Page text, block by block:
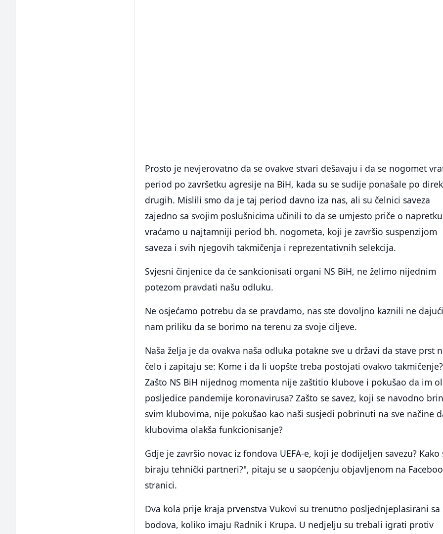
Prosto je nevjerovatno da se ovakve stvari dešavaju i da se nogomet
period po završetku agresije na BiH, kada su se sudije ponašale po
drugih. Mislili smo da je taj period davno iza nas, ali su čelnici saveza
zajedno sa svojim poslušnicima učinili to da se umjesto priče o napretku
vraćamo u najtamniji period bh. nogometa, koji je završio suspenzijom
saveza i svih njegovih takmičenja i reprezentativnih selekcija.
Svjesni činjenice da će sankcionisati organi NS BiH, ne želimo nijednim
potezom pravdati našu odluku.
Ne osjećamo potrebu da se pravdamo, nas ste dovoljno kaznili ne dajući
nam priliku da se borimo na terenu za svoje ciljeve.
Naša želja je da ovakva naša odluka potakne sve u državi da stave prst
čelo i zapitaju se: Kome i da li uopšte treba postojati ovakvo takmičenje?
Zašto NS BiH nijednog momenta nije zaštitio klubove i pokušao da im
posljedice pandemije koronavirusa? Zašto se savez, koji se navodno
svim klubovima, nije pokušao kao naši susjedi pobrinuti na sve načine
klubovima olakša funkcionisanje?
Gdje je završio novac iz fondova UEFA-e, koji je dodijeljen savezu? Kako
biraju tehnički partneri?", pitaju se u saopćenju objavljenom na
stranici.
Dva kola prije kraja prvenstva Vukovi su trenutno posljednjeplasirani sa
bodova, koliko imaju Radnik i Krupa. U nedjelju su trebali igrati protiv